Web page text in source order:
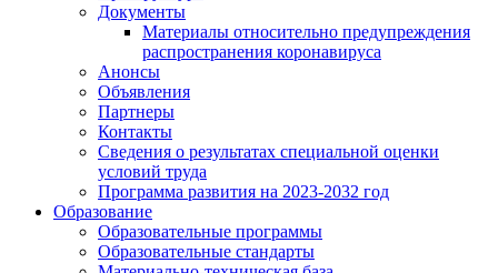
Документы
Материалы относительно предупреждения
распространения коронавируса
Анонсы
Объявления
Партнеры
Контакты
Сведения о результатах специальной оценки
условий труда
Программа развития на 2023-2032 год
Образование
Образовательные программы
Образовательные стандарты